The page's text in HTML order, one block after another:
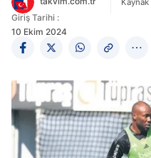
Giriş Tarihi :
10 Ekim 2024